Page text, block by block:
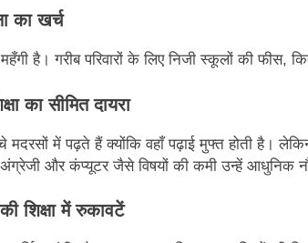
का खर्च
है। गरीब परिवारों के लिए निजी स्कूलों की फीस,
का सीमित दायरा
में पढ़ते हैं क्योंकि वहाँ पढ़ाई मुफ्त होती है। लेकिन
अंग्रेजी और कंप्यूटर जैसे विषयों की कमी उन्हें आधुनिक
शिक्षा में रुकावटें